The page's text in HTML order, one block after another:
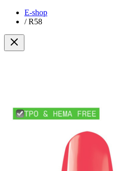
E-shop
/ R58